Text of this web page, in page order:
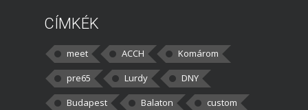
CÍMKÉK
meet ACCH
Komárom
pre65
Lurdy
DNY
Budapest
Balaton
custom